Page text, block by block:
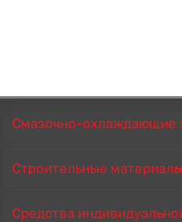
Смазочно-охлаждающие
Строительные
Средства